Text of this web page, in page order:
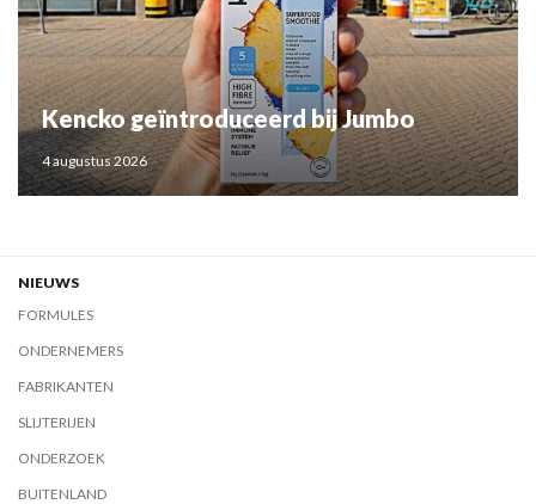
Kencko geïntroduceerd bij Jumbo
4 augustus 2026
NIEUWS
FORMULES
ONDERNEMERS
FABRIKANTEN
SLIJTERIJEN
ONDERZOEK
BUITENLAND